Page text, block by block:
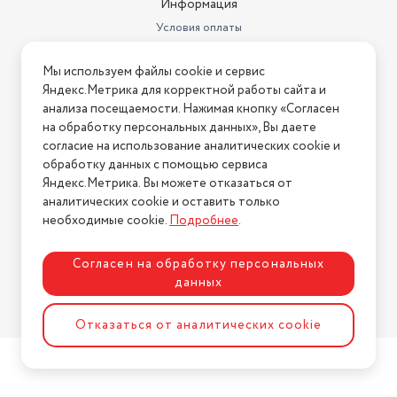
Информация
Условия оплаты
Условия возврата
Нашли ошибку на сайте? Напишите нам
2026 © Интернет-магазин "АстМаркет". У нас есть всё!
Политика конфиденциальности
Разработка сайтаASTDESIGN
Мы используем файлы cookie и сервис
Яндекс.Метрика для корректной работы сайта и
анализа посещаемости. Нажимая кнопку «Согласен
на обработку персональных данных», Вы даете
согласие на использование аналитических cookie и
обработку данных с помощью сервиса
Яндекс.Метрика. Вы можете отказаться от
аналитических cookie и оставить только
необходимые cookie.Подробнее.
Согласен на обработку персональных
данных
Отказаться от аналитических cookie